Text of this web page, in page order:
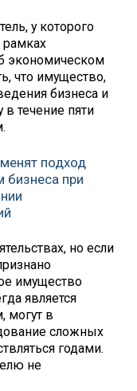
у которого
экономическом
что имущество,
бизнеса и
в течение пяти
подход
бизнеса при
но если
имущество
является
могут в
сложных
годами.
не